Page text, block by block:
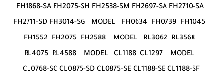
FH1868-SA FH2075-SH FH2588-SM FH2697-SA FH2710-SA
FH2711-SD FH3014-SG MODEL FH0634 FH0739 FH1045
FH1552 FH2075 FH2588 MODEL RL3062 RL3568
RL4075 RL4588 MODEL CL1188 CL1297 MODEL
CL0768-SC CL0875-SD CL0875-SE CL1188-SE CL1188-SF